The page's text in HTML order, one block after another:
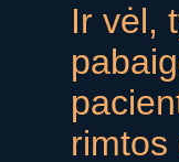
Ir vėl,
rimtos